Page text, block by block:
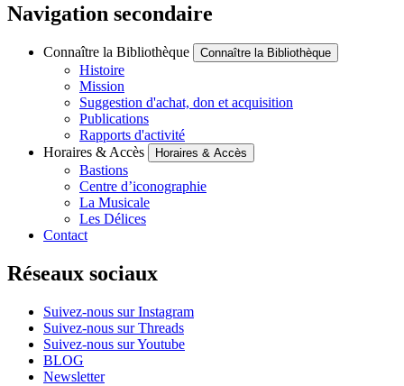
Navigation secondaire
Connaître la Bibliothèque Connaître la Bibliothèque
Histoire
Mission
Suggestion d'achat, don et acquisition
Publications
Rapports d'activité
Horaires & Accès
Horaires & Accès
Bastions
Centre d’iconographie
La Musicale
Les Délices
Contact
Réseaux sociaux
Suivez-nous sur Instagram
Suivez-nous sur Threads
Suivez-nous sur Youtube
BLOG
Newsletter